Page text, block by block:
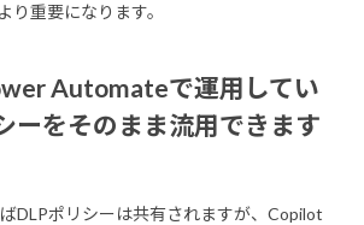
り重要になります。
Automateで運用してい
ーをそのまま流用できます
DLPポリシーは共有されますが、Copilot